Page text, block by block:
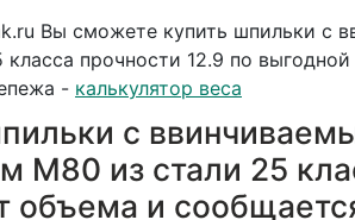
Вы сможете купить шпильки с
прочности 12.9 по
- калькулятор веса
с
М80 из стали 25
объема и